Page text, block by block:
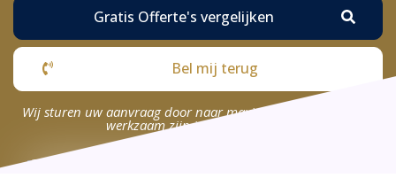
Gratis Offerte's vergelijken
Bel mij terug
Wij sturen uw aanvraag door naar maximaal 4 bedrijven die
werkzaam zijn in uw omgeving.